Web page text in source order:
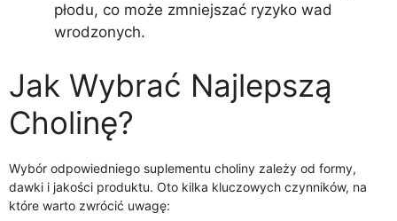
płodu, co może zmniejszać ryzyko wad
wrodzonych.
Jak Wybrać Najlepszą
Cholinę?
Wybór odpowiedniego suplementu choliny zależy od formy,
dawki i jakości produktu. Oto kilka kluczowych czynników, na
które warto zwrócić uwagę: